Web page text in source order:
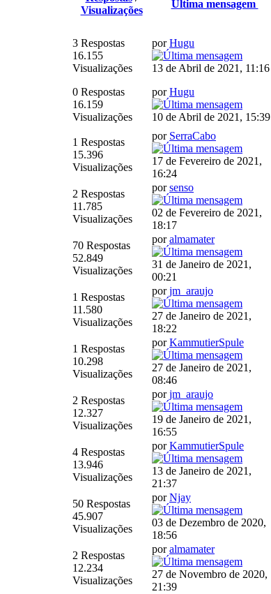
Visualizações
Última mensagem
3 Respostas
16.155
Visualizações
porHugu
13 de Abril de 2021, 11:16
0 Respostas
16.159
Visualizações
porHugu
10 de Abril de 2021, 15:39
1 Respostas
15.396
Visualizações
por SerraCabo
17 de Fevereiro de 2021,
16:24
2 Respostas
11.785
Visualizações
porsenso
02 de Fevereiro de 2021,
18:17
70 Respostas
52.849
Visualizações
poralmamater
31 de Janeiro de 2021,
00:21
1 Respostas
11.580
Visualizações
porjm_araujo
27 de Janeiro de 2021,
18:22
1 Respostas
10.298
Visualizações
porKammutierSpule
27 de Janeiro de 2021,
08:46
2 Respostas
12.327
Visualizações
porjm_araujo
19 de Janeiro de 2021,
16:55
4 Respostas
13.946
Visualizações
porKammutierSpule
13 de Janeiro de 2021,
21:37
50 Respostas
45.907
Visualizações
porNjay
03 de Dezembro de 2020,
18:56
2 Respostas
12.234
Visualizações
poralmamater
27 de Novembro de 2020,
21:39